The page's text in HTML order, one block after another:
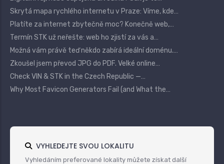
Skrytá mapa rychlého internetu v Praze: Víme, kde…
Platíte za internet zbytečně moc? Konečně web,…
Termín STK už neřešte: web ho zjistí za vás a…
Možná vám právě teď někdo zabírá ideální doménu.…
Zkoušel jsem převod JPG do PDF. Velké online…
Check VIN & STK in the Czech Republic —…
Why Most Favicon Generators Fail (and What the…
VYHLEDEJTE SVOU LOKALITU
Vyhledáním preferované lokality můžete získat další